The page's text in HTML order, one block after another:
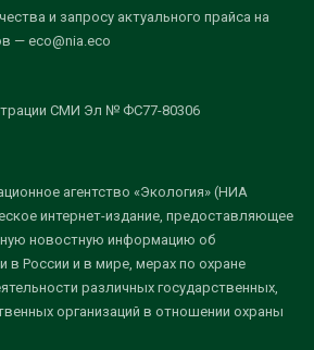
и запросу актуального прайса на
— eco@nia.eco
СМИ Эл № ФС77-80306
агентство «Экология» (НИА
интернет-издание, предоставляющее
новостную информацию об
в России и в мире, мерах по охране
различных государственных,
организаций в отношении охраны